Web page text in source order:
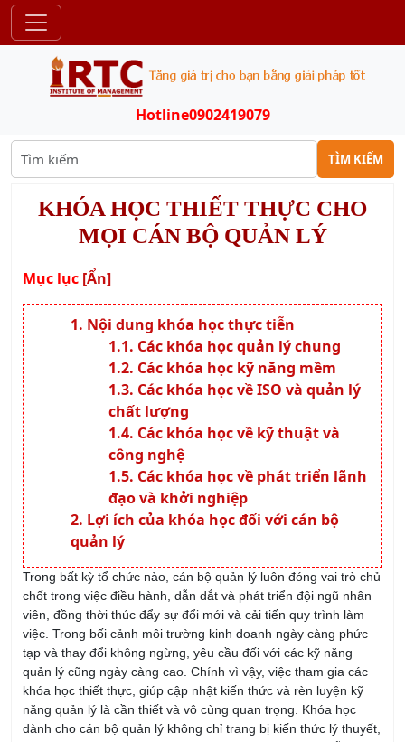
được kết quả thương lượng tối ưu.
Khóa học quản lý thời gian:
Nội dung:Các phương pháp quản lý
tiên công việc quan trọng và giảm thiểu
sự trì hoãn.
Tăng cường khả năng tổ
chức và quản lý công việc, giúp cán bộ
quản lý duy trì hiệu suất công việc cao.
Các khóa học về ISO và quản lý chất lượng
Nội dung:
Các nguyên lý cơ bản của
ISO 9001, quy trình xây dựng và triển
khai hệ thống quản lý chất lượng trong
doanh nghiệp, kiểm soát và cải tiến
chất lượng.
Mục tiêu:
thống quản lý chất lượng quốc tế, giúp
doanh nghiệp đạt tiêu chuẩn và nâng
cao chất lượng sản phẩm/dịch vụ.
Khóa học ISO 14001 – Quản lý môi trường:
Nội dung:Các tiêu chuẩn về quản lý
môi trường, quy trình thực hiện và kiểm
và duy trì một hệ thống quản lý môi
trường đạt chuẩn quốc tế, đồng thời
giảm thiểu các tác động tiêu cực đến
môi trường.
Khóa học ISO 45001 – An toàn và sức khỏe
nghề nghiệp:
Nội dung:Tiêu chuẩn quản lý an toàn
lao động, xây dựng môi trường làm việc
an toàn, giảm thiểu rủi ro sức khỏe và